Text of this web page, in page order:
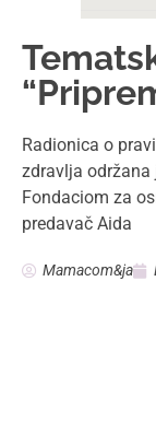
Drage mame,
informativno, u
Sadržaj ne može
konsultacija sa